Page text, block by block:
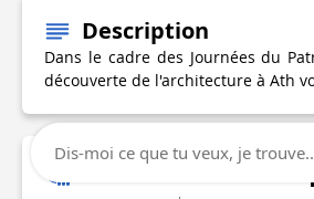
Description
Dans le cadre des Journées du
découverte de l'architecture à Ath
Informations
Dis-moi ce que tu veux, je